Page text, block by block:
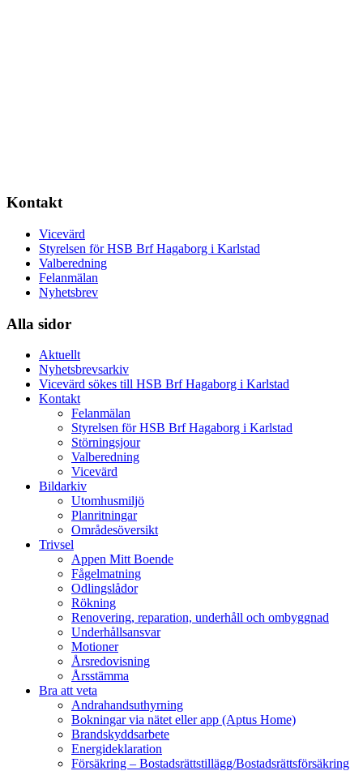
Kontakt
Vicevärd
Styrelsen för HSB Brf Hagaborg i Karlstad
Valberedning
Felanmälan
Nyhetsbrev
Alla sidor
Aktuellt
Nyhetsbrevsarkiv
Vicevärd sökes till HSB Brf Hagaborg i Karlstad
Kontakt
Felanmälan
Styrelsen för HSB Brf Hagaborg i Karlstad
Störningsjour
Valberedning
Vicevärd
Bildarkiv
Utomhusmiljö
Planritningar
Områdesöversikt
Trivsel
Appen Mitt Boende
Fågelmatning
Odlingslådor
Rökning
Renovering, reparation, underhåll och ombyggnad
Underhållsansvar
Motioner
Årsredovisning
Årsstämma
Bra att veta
Andrahandsuthyrning
Bokningar via nätet eller app (Aptus Home)
Brandskyddsarbete
Energideklaration
Försäkring – Bostadsrättstillägg/Bostadsrättsförsäkring